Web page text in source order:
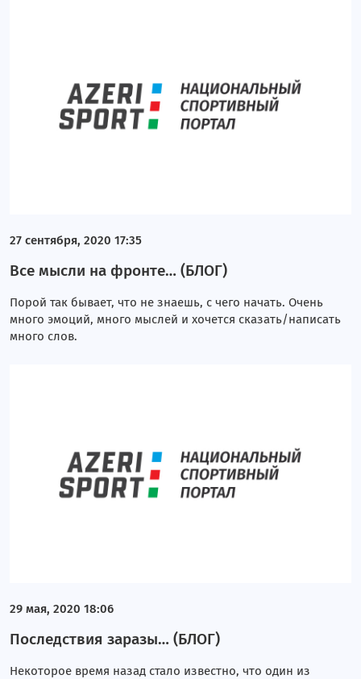
27 сентября, 2020 17:35
Все мысли на фронте… (БЛОГ)
Порой так бывает, что не знаешь, с чего начать. Очень
много эмоций, много мыслей и хочется сказать/написать
много слов.
29 мая, 2020 18:06
Последствия заразы… (БЛОГ)
Некоторое время назад стало известно, что один из